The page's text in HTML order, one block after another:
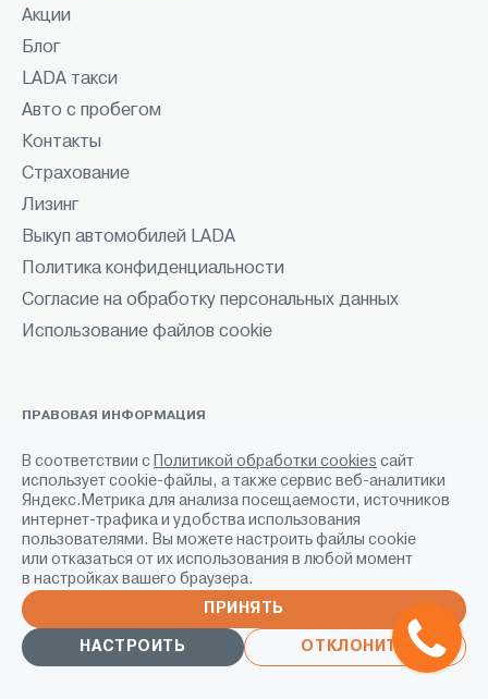
Акции
Блог
LADA такси
Авто с пробегом
Контакты
Страхование
Лизинг
Выкуп автомобилей LADA
Политика конфиденциальности
Согласие на обработку персональных данных
Использование файлов cookie
ПРАВОВАЯ ИНФОРМАЦИЯ
максимальной выгоды по действующим акциям (https://lada-
kudrovo.ru/aktsii/).
** Ежемесячный платеж по кредиту в АО «Авто Финанс Банк»
(лицензия Банка России №170 от 06.09.2023 г.). Действительно до
31.07.2026. Предложение ограничено. Не оферта. Подробности по
*** «Двойная выгода по трейд-ин» предоставляется за счет
совокупности условий действующих программ трейд-ин и иных
акций. Не суммируется с отдельными предложениями, если не
указано иное. Размер выгоды определяется индивидуально и зависит
от оценки сдаваемого автомобиля, выбранной модели и условий
В соответствии с Политикой обработки cookies сайт
использует cookie-файлы, а также сервис веб-аналитики
Яндекс.Метрика для анализа посещаемости, источников
интернет-трафика и удобства использования
пользователями. Вы можете настроить файлы cookie
или отказаться от их использования в любой момент
в настройках вашего браузера.
ПРИНЯТЬ
НАСТРОИТЬ ОТКЛОНИТЬ